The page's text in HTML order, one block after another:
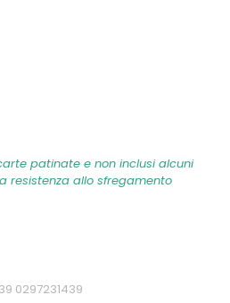
patinate e non inclusi alcuni
resistenza allo sfregamento
0297231439